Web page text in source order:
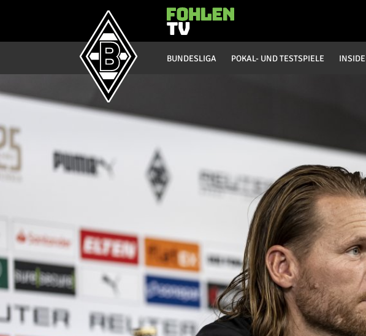
BUNDESLIGA POKAL- UND TESTSPIELE INSIDE
Saison 19/20
Saison 18/19
Saison 16/17
Saison 15/16
Saison 11/12
Europa League
Testspiele